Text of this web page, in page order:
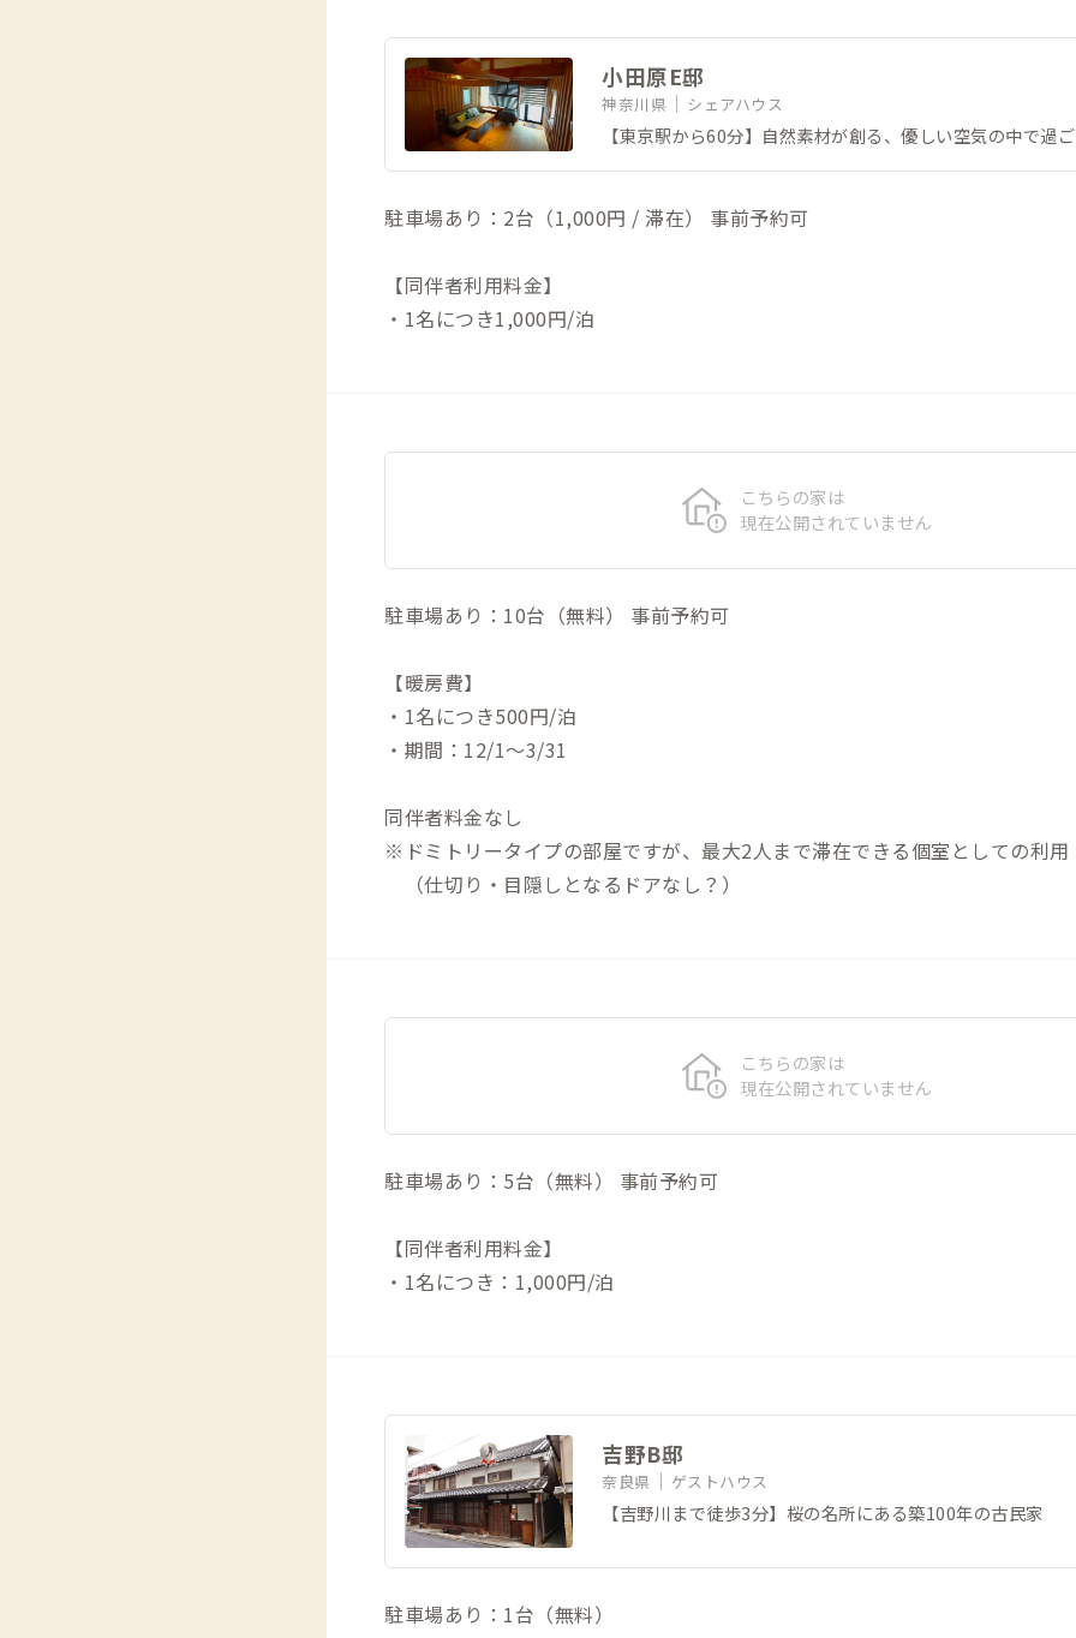
小田原E邸
神奈川県 シェアハウス
【東京駅から60分】自然素材が創る、優しい空気の中で過
駐車場あり：2台（1,000円 / 滞在） 事前予約可
【同伴者利用料金】
・1名につき1,000円/泊
こちらの家は
現在公開されていません
駐車場あり：10台（無料） 事前予約可
【暖房費】
・1名につき500円/泊
・期間：12/1〜3/31
同伴者料金なし
※ドミトリータイプの部屋ですが、最大2人まで滞在できる個室としての利用
（仕切り・目隠しとなるドアなし？）
こちらの家は
現在公開されていません
駐車場あり：5台（無料） 事前予約可
【同伴者利用料金】
・1名につき：1,000円/泊
吉野B邸
奈良県 ゲストハウス
【吉野川まで徒歩3分】桜の名所にある築100年の古民家
駐車場あり：1台（無料）